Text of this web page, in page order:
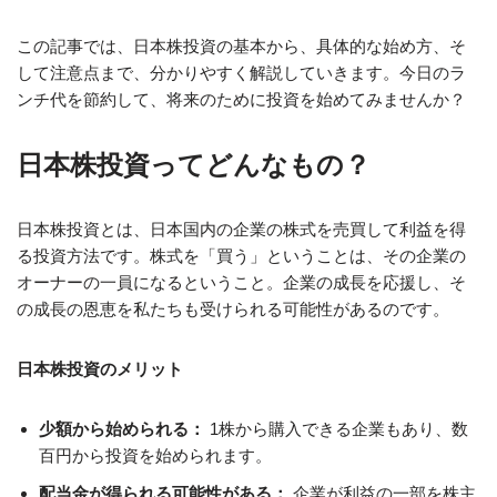
この記事では、日本株投資の基本から、具体的な始め方、そ
して注意点まで、分かりやすく解説していきます。今日のラ
ンチ代を節約して、将来のために投資を始めてみませんか？
日本株投資ってどんなもの？
日本株投資とは、日本国内の企業の株式を売買して利益を得
る投資方法です。株式を「買う」ということは、その企業の
オーナーの一員になるということ。企業の成長を応援し、そ
の成長の恩恵を私たちも受けられる可能性があるのです。
日本株投資のメリット
少額から始められる：
1株から購入できる企業もあり、数
百円から投資を始められます。
配当金が得られる可能性がある： 企業が利益の一部を株主